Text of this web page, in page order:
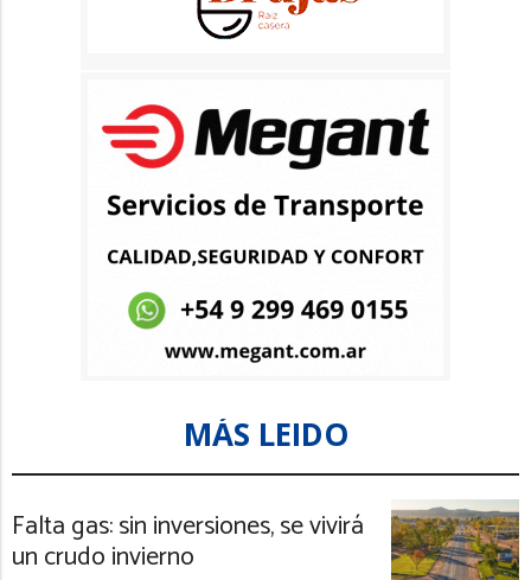
MÁS LEIDO
Falta gas: sin inversiones, se vivirá
un crudo invierno